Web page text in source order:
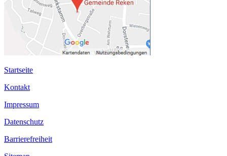
Startseite
Kontakt
Impressum
Datenschutz
Barrierefreiheit